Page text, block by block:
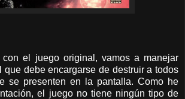
con el juego original, vamos a manejar
que debe encargarse de destruir a todos
se presenten en la pantalla. Como he
el juego no tiene ningún tipo de